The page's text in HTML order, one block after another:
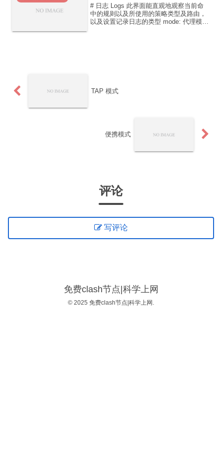
# 日志 Logs 此界面能直观地观察当前命
中的规则以及所使用的策略类型及路由，
以及设置记录日志的类型 mode: 代理模式
TAP 模式
便携模式
评论
写评论
免费clash节点|科学上网
© 2025 免费clash节点|科学上网.